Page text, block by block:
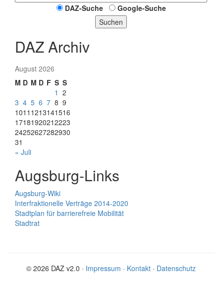
DAZ-Suche
Google-Suche
Suchen
DAZ Archiv
August 2026
M D M D F S S
1 2
3 4 5 6 7 8 9
1011 1213141516
17181920212223
24252627282930
31
« Juli
Augsburg-Links
Augsburg-Wiki
Interfraktionelle Verträge 2014-2020
Stadtplan für barrierefreie Mobilität
Stadtrat
© 2026 DAZ v2.0 · Impressum · Kontakt · Datenschutz